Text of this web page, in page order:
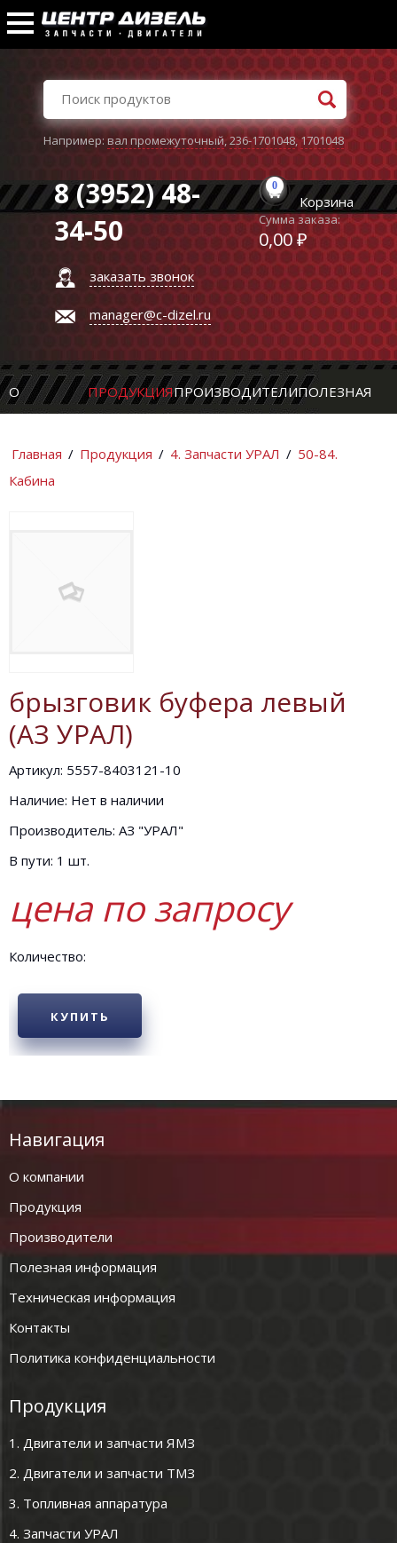
Например:вал промежуточный,236-1701048,1701048
8 (3952) 48-
34-50
заказать звонок
manager@c-dizel.ru
0
Корзина
Сумма заказа:
0,00 ₽
О ПРОДУКЦИЯПРОИЗВОДИТЕЛИПОЛЕЗНАЯ
Главная / Продукция / 4. Запчасти УРАЛ / 50-84.
Кабина
брызговик буфера левый
(АЗ УРАЛ)
Артикул: 5557-8403121-10
Наличие: Нет в наличии
Производитель: АЗ "УРАЛ"
В пути: 1 шт.
цена по запросу
Количество:
КУПИТЬ
Навигация
О компании
Продукция
Производители
Полезная информация
Техническая информация
Контакты
Политика конфиденциальности
Продукция
1. Двигатели и запчасти ЯМЗ
2. Двигатели и запчасти ТМЗ
3. Топливная аппаратура
4. Запчасти УРАЛ